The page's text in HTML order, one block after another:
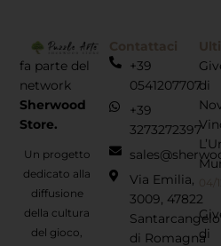
fa parte del
network
Sherwood
Store.
Un progetto
dedicato alla
diffusione
della cultura
del gioco,
Contattaci
+39
0541207707
+39
3273272397
Via Emilia,
3009, 47822
Santarcangelo
di Romagna
di
04/
di